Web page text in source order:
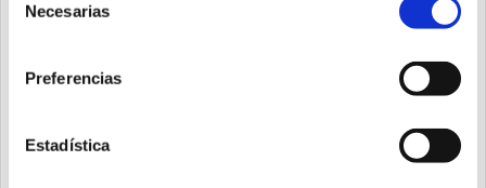
Necesarias
Preferencias
Estadística